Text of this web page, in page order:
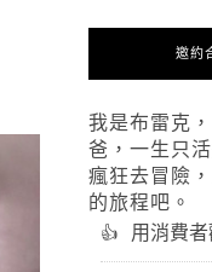
邀約
我是布雷克
爸，一生只
瘋狂去冒險
的旅程吧。
用消費